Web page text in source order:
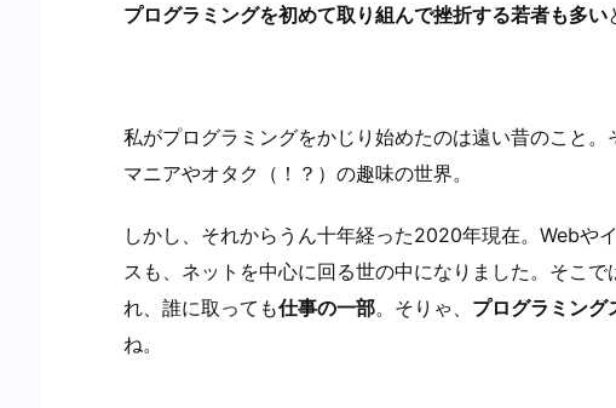
プログラミングを初めて取り組んで挫折する若者も多い
私がプログラミングをかじり始めたのは遠い昔のこと
マニアやオタク（！？）の趣味の世界。
しかし、それからうん十年経った2020年現在。Webや
スも、ネットを中心に回る世の中になりました。そこ
れ、誰に取っても仕事の一部。そりゃ、 プログラミング
ね。